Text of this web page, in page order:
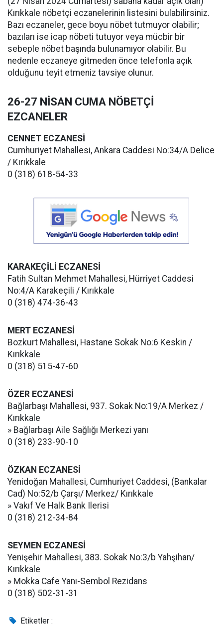
Kırıkkale nöbetçi eczanelerinin listesini bulabilirsiniz.
Bazı eczaneler, gece boyu nöbet tutmuyor olabilir;
bazıları ise icap nöbeti tutuyor veya mücbir bir
sebeple nöbet başında bulunamıyor olabilir. Bu
nedenle eczaneye gitmeden önce telefonla açık
olduğunu teyit etmeniz tavsiye olunur.
26-27 NİSAN CUMA NÖBETÇİ
EZCANELER
CENNET ECZANESİ
Cumhuriyet Mahallesi, Ankara Caddesi No:34/A Delice
/ Kırıkkale
0 (318) 618-54-33
KARAKEÇİLİ ECZANESİ
Fatih Sultan Mehmet Mahallesi, Hürriyet Caddesi
No:4/A Karakeçili / Kırıkkale
0 (318) 474-36-43
MERT ECZANESİ
Bozkurt Mahallesi, Hastane Sokak No:6 Keskin /
Kırıkkale
0 (318) 515-47-60
ÖZER ECZANESİ
Bağlarbaşı Mahallesi, 937. Sokak No:19/A Merkez /
Kırıkkale
» Bağlarbaşı Aile Sağlığı Merkezi yanı
0 (318) 233-90-10
ÖZKAN ECZANESİ
Yenidoğan Mahallesi, Cumhuriyet Caddesi, (Bankalar
Cad) No:52/b Çarşı/ Merkez/ Kırıkkale
» Vakıf Ve Halk Bank Ilerisi
0 (318) 212-34-84
SEYMEN ECZANESİ
Yenişehir Mahallesi, 383. Sokak No:3/b Yahşihan/
Kırıkkale
» Mokka Cafe Yanı-Sembol Rezidans
0 (318) 502-31-31
Etiketler :